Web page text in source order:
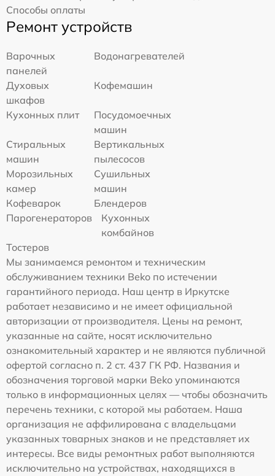
Способы оплаты
Ремонт устройств
Варочных
панелей
Водонагревателей
Духовых
шкафов
Кофемашин
Кухонных плит
Посудомоечных
машин
Стиральных
машин
Вертикальных
пылесосов
Морозильных
камер
Сушильных
машин
Кофеварок
Блендеров
Парогенераторов
Кухонных
комбайнов
Тостеров
Мы занимаемся ремонтом и техническим
обслуживанием техники Beko по истечении
гарантийного периода. Наш центр в Иркутске
работает независимо и не имеет официальной
авторизации от производителя. Цены на ремонт,
указанные на сайте, носят исключительно
ознакомительный характер и не являются публичной
офертой согласно п. 2 ст. 437 ГК РФ. Названия и
обозначения торговой марки Beko упоминаются
только в информационных целях — чтобы обозначить
перечень техники, с которой мы работаем. Наша
организация не аффилирована с владельцами
указанных товарных знаков и не представляет их
интересы. Все виды ремонтных работ выполняются
исключительно на устройствах, находящихся в